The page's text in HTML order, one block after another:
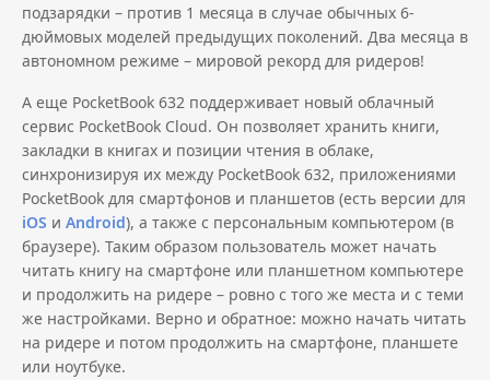
подзарядки – против 1 месяца в случае обычных 6-
дюймовых моделей предыдущих поколений. Два месяца в
автономном режиме – мировой рекорд для ридеров!
А еще PocketBook 632 поддерживает новый облачный
сервис PocketBook Cloud. Он позволяет хранить книги,
закладки в книгах и позиции чтения в облаке,
синхронизируя их между PocketBook 632, приложениями
PocketBook для смартфонов и планшетов (есть версии для
iOS и Android), а также с персональным компьютером (в
браузере). Таким образом пользователь может начать
читать книгу на смартфоне или планшетном компьютере
и продолжить на ридере – ровно с того же места и с теми
же настройками. Верно и обратное: можно начать читать
на ридере и потом продолжить на смартфоне, планшете
или ноутбуке.